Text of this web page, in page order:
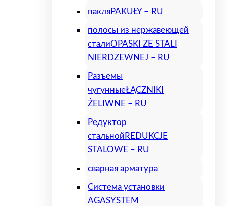
пакляPAKUŁY – RU
полосы из нержавеющей
сталиOPASKI ZE STALI
NIERDZEWNEJ – RU
Разъемы
чугунныеŁĄCZNIKI
ŻELIWNE – RU
Редуктор
стальной REDUKCJE
STALOWE – RU
сварная арматура
Система установки
AGASYSTEM